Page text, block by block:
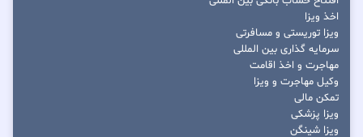
اخذ ویزا
ویزا توریستی و مسافرتی
سرمایه گذاری بین المللی
مهاجرت و اخذ اقامت
وکیل مهاجرت و ویزا
تمکن مالی
ویزا پزشکی
ویزا شینگن